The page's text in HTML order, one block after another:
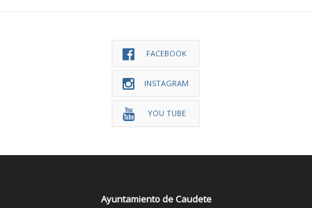
FACEBOOK
INSTAGRAM
YOU TUBE
Ayuntamiento de Caudete